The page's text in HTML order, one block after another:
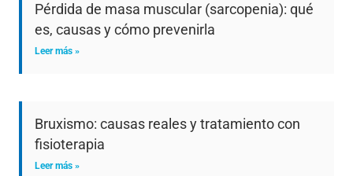
Pérdida de masa muscular (sarcopenia): qué
es, causas y cómo prevenirla
Leer más »
Bruxismo: causas reales y tratamiento con
fisioterapia
Leer más »